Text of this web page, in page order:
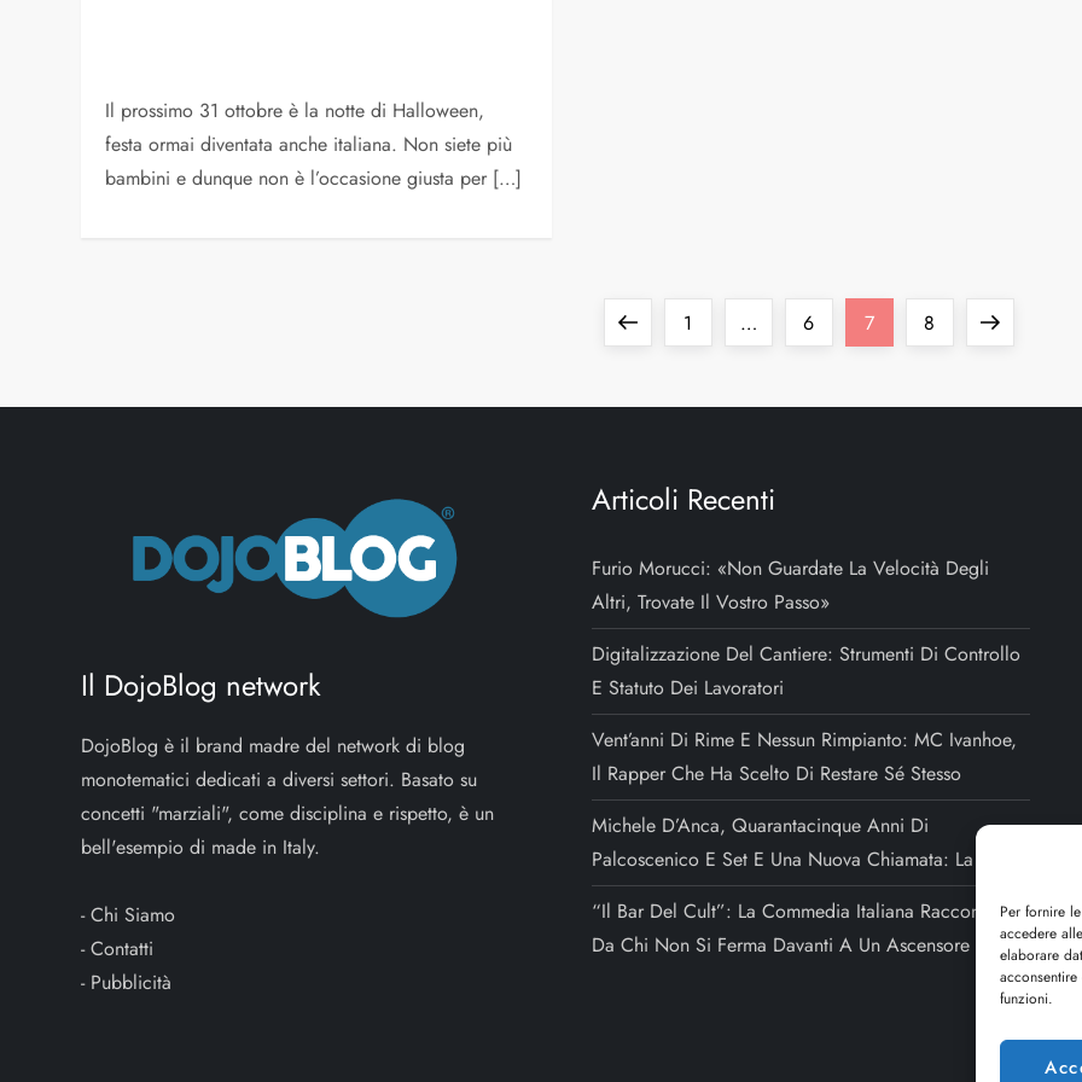
Per fornire
accedere
elaborare
funzioni.
Il prossimo 31 ottobre è la notte di Halloween,
festa ormai diventata anche italiana. Non siete più
bambini e dunque non è l’occasione giusta per […]
1 … 6 7 8
Il DojoBlog network
DojoBlog è il brand madre del network di blog
monotematici dedicati a diversi settori. Basato su
concetti "marziali", come disciplina e rispetto, è un
bell'esempio di made in Italy.
-Chi Siamo
-Contatti
- Pubblicità
Articoli Recenti
Furio Morucci: «Non Guardate La Velocità Degli
Altri, Trovate Il Vostro Passo»
Digitalizzazione Del Cantiere: Strumenti Di Controllo
E Statuto Dei Lavoratori
Vent’anni Di Rime E Nessun Rimpianto: MC Ivanhoe,
Il Rapper Che Ha Scelto Di Restare Sé Stesso
Michele D’Anca, Quarantacinque Anni Di
Palcoscenico E Set E Una Nuova Chiamata: La Regia
“Il Bar Del Cult”: La Commedia Italiana Raccontata
Da Chi Non Si Ferma Davanti A Un Ascensore Rotto